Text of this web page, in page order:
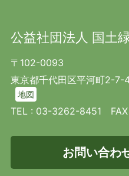
公益社団法人 国土
〒102-0093
東京都千代田区平河町2-7-
地図
TEL : 03-3262-8451
お問い合わ